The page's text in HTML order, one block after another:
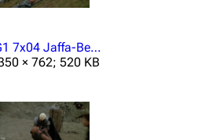
Übersicht
melden
SG1 7x04 Jaffa-Beschuss.JPG
× 762; 520 KB